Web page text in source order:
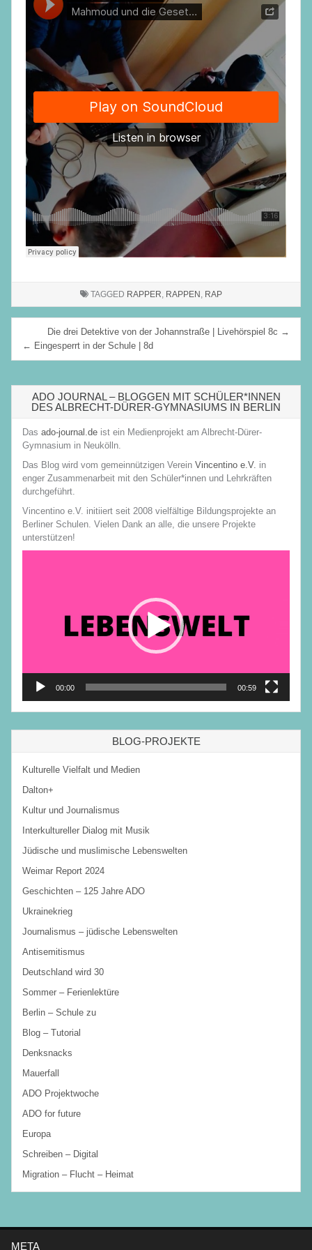
TAGGED RAPPER, RAPPEN , RAP
Beitragsnavigation
Die drei Detektive von der Johannstraße | Livehörspiel 8c →
← Eingesperrt in der Schule | 8d
ADO JOURNAL – BLOGGEN MIT SCHÜLER*INNEN
DES ALBRECHT-DÜRER-GYMNASIUMS IN BERLIN
Das ado-journal.de ist ein Medienprojekt am Albrecht-Dürer-
Gymnasium in Neukölln.
Das Blog wird vom gemeinnützigen Verein Vincentino e.V. in
enger Zusammenarbeit mit den Schüler*innen und Lehrkräften
durchgeführt.
Vincentino e.V. initiiert seit 2008 vielfältige Bildungsprojekte an
Berliner Schulen. Vielen Dank an alle, die unsere Projekte
unterstützen!
00:00 00:59
BLOG-PROJEKTE
Kulturelle Vielfalt und Medien
Dalton+
Kultur und Journalismus
Interkultureller Dialog mit Musik
Jüdische und muslimische Lebenswelten
Weimar Report 2024
Geschichten – 125 Jahre ADO
Ukrainekrieg
Journalismus – jüdische Lebenswelten
Antisemitismus
Deutschland wird 30
Sommer – Ferienlektüre
Berlin – Schule zu
Blog – Tutorial
Denksnacks
Mauerfall
ADO Projektwoche
ADO for future
Europa
Schreiben – Digital
Migration – Flucht – Heimat
META